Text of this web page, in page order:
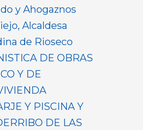
y Ahogaznos
Alcaldesa
de Rioseco
DE OBRAS
Y DE
Y PISCINA Y
DE LAS